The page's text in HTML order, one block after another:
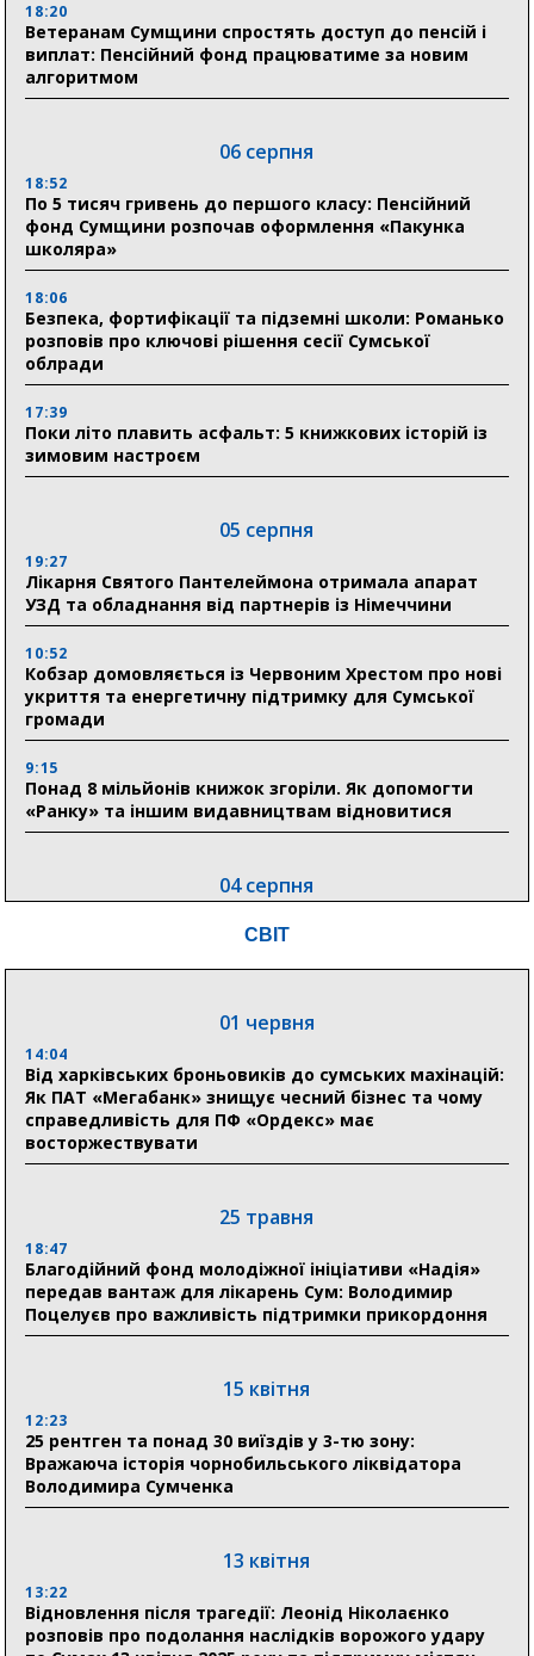
18:20
Ветеранам Сумщини спростять доступ до пенсій і
виплат: Пенсійний фонд працюватиме за новим
алгоритмом
06 серпня
18:52
По 5 тисяч гривень до першого класу: Пенсійний
фонд Сумщини розпочав оформлення «Пакунка
школяра»
18:06
Безпека, фортифікації та підземні школи: Романько
розповів про ключові рішення сесії Сумської
облради
17:39
Поки літо плавить асфальт: 5 книжкових історій із
зимовим настроєм
05 серпня
19:27
Лікарня Святого Пантелеймона отримала апарат
УЗД та обладнання від партнерів із Німеччини
10:52
Кобзар домовляється із Червоним Хрестом про нові
укриття та енергетичну підтримку для Сумської
громади
9:15
Понад 8 мільйонів книжок згоріли. Як допомогти
«Ранку» та іншим видавництвам відновитися
04 серпня
Пенсійний фонд Сумщини спрямував 0,2 млрд грн
18:54
Романько розширює програму відпочинку дітей із
прифронтової Сумщини: перша група оздоровилася
в Австрії
Ніколаєнко: у Сумах погодили 115 компенсацій на
відновлення житла майже на 6,6 млн грн
31 липня
Сумщини пояснив, як отримати допомогу на зиму
17:52
«Укрексімбанк» припиняє виплату пенсій: у
Пенсійному фонді Сумщини пояснили, що робити
людям
відзнаки «Почесного громадянина міста Суми»
СВІТ
01 червня
14:04
Від харківських броньовиків до сумських махінацій:
Як ПАТ «Мегабанк» знищує чесний бізнес та чому
справедливість для ПФ «Ордекс» має
восторжествувати
25 травня
18:47
Благодійний фонд молодіжної ініціативи «Надія»
передав вантаж для лікарень Сум: Володимир
Поцелуєв про важливість підтримки прикордоння
15 квітня
12:23
25 рентген та понад 30 виїздів у 3-тю зону:
Вражаюча історія чорнобильського ліквідатора
Володимира Сумченка
13 квітня
13:22
Відновлення після трагедії: Леонід Ніколаєнко
розповів про подолання наслідків ворожого удару